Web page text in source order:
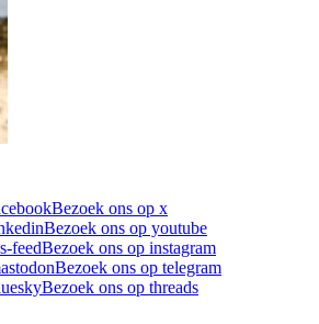
Bezoek ons op x
Bezoek ons op youtube
feedBezoek ons op instagram
Bezoek ons op telegram
Bezoek ons op threads